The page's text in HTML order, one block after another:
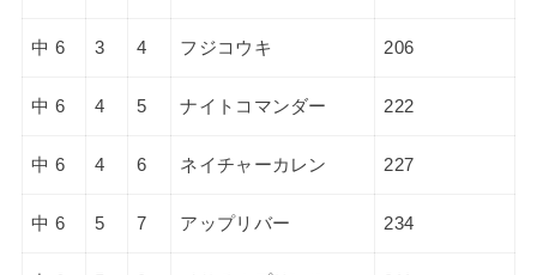
中 6 3 4 フジコウキ 206
中 6 4 5 ナイトコマンダー 222
中 6 4 6 ネイチャーカレン 227
中 6 5 7 アップリバー 234